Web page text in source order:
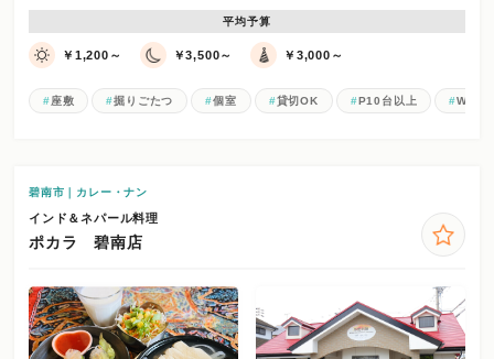
平均予算
￥1,200～ ￥3,500～ ￥3,000～
座敷 掘りごたつ 個室 貸切OK P10台以上 Wi-Fi
碧南市｜カレー・ナン
インド＆ネパール料理
ポカラ 碧南店